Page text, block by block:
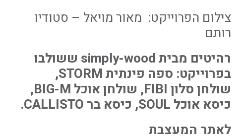
צילום הפרוייקט: מאור מויאל – סטודיו
רותם
רהיטים מבית simply-wood ששולבו
בפרוייקט: ספה פינתית STORM,
שולחן סלון FIBI, שולחן אוכל BIG-M,
כיסא אוכל SOUL, כיסא בר CALLISTO.
לאתר המעצבת